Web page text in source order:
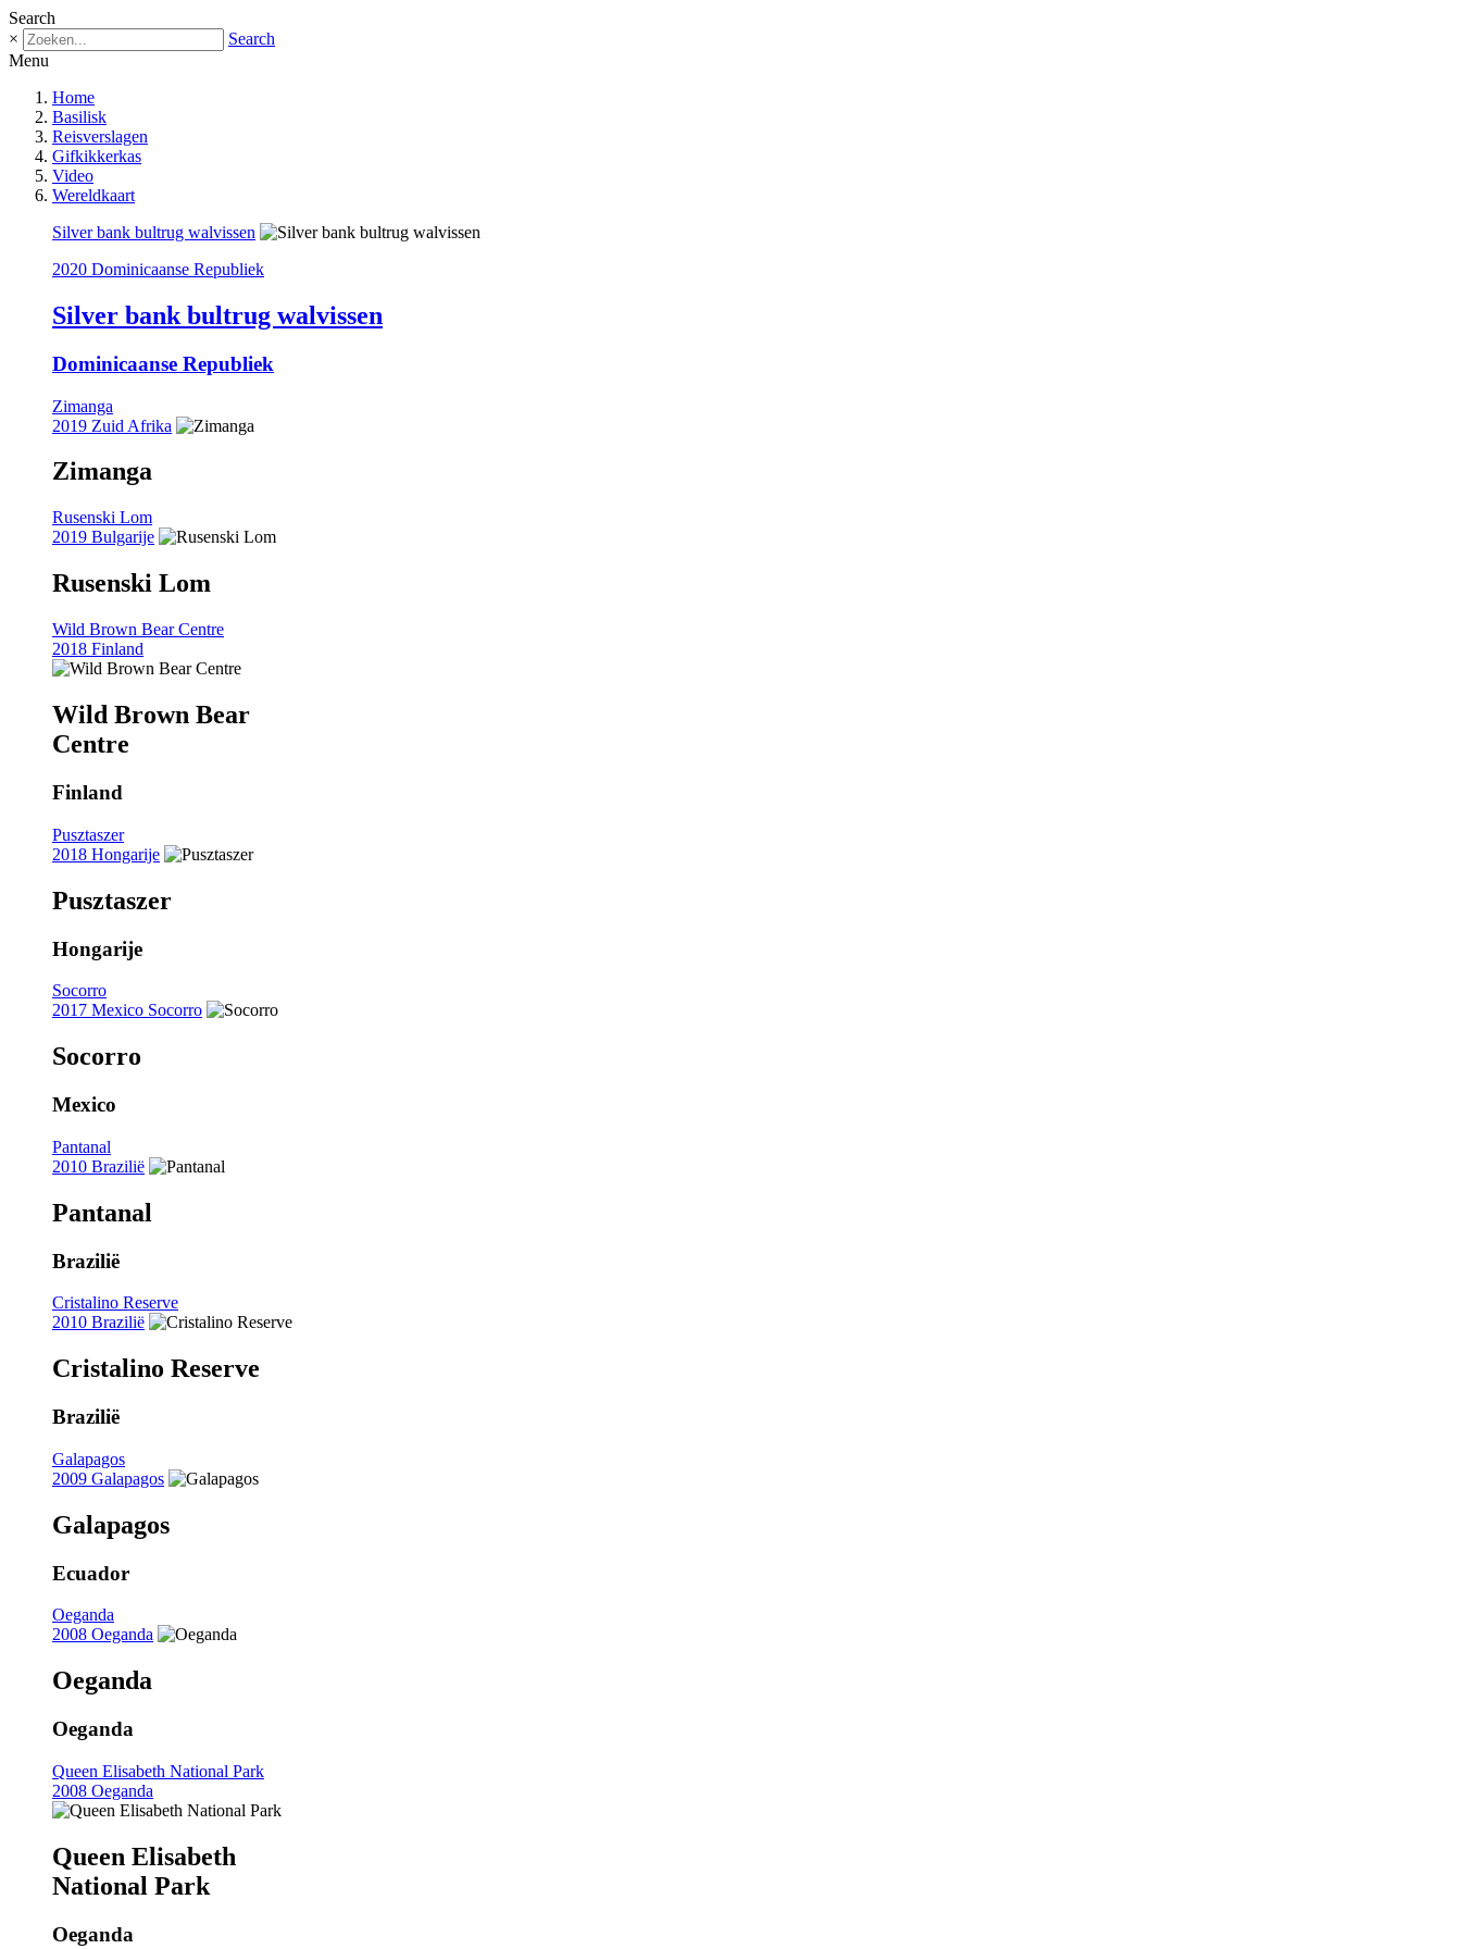
Search
×
Search
Menu
Home
Basilisk
Reisverslagen
Gifkikkerkas
Video
Wereldkaart
Silver bank bultrug walvissen
2020 Dominicaanse Republiek
Silver bank bultrug walvissen
Dominicaanse Republiek
Zimanga
2019 Zuid Afrika
Zimanga
Rusenski Lom
2019 Bulgarije
Rusenski Lom
Wild Brown Bear Centre
2018 Finland
Wild Brown Bear
Centre
Finland
Pusztaszer
2018 Hongarije
Pusztaszer
Hongarije
Socorro
2017 Mexico Socorro
Socorro
Mexico
Pantanal
2010 Brazilië
Pantanal
Brazilië
Cristalino Reserve
2010 Brazilië
Cristalino Reserve
Brazilië
Galapagos
2009 Galapagos
Galapagos
Ecuador
Oeganda
2008 Oeganda
Oeganda
Oeganda
Queen Elisabeth National Park
2008 Oeganda
Queen Elisabeth
National Park
Oeganda